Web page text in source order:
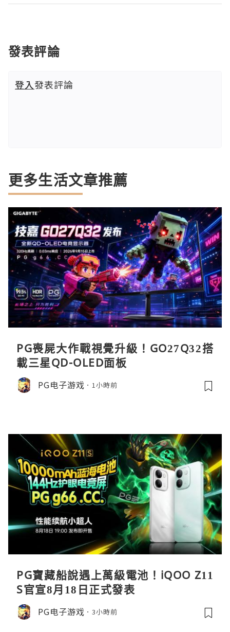
發表評論
登入發表評論
更多生活文章推薦
PG喪屍大作戰視覺升級！GO27Q32搭
載三星QD-OLED面板
PG电子游戏 1小時前
PG寶藏船說遇上萬級電池！iQOO Z11
S官宣8月18日正式發表
PG电子游戏 3小時前